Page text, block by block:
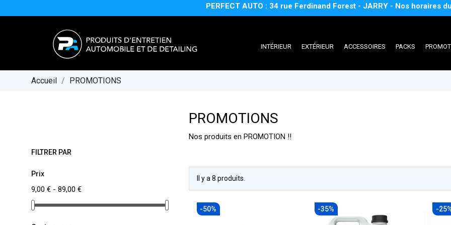
PERFECT AUTO : 34 rue Ferdinand Forest - JARRY - Nos horairesdu
INTÉRIEUR EXTÉRIEUR ACCESSOIRES PACKS
Accueil PROMOTIONS
FILTRER PAR
Prix
9,00 € - 89,00 €
PROMOTIONS
Nos produits en PROMOTION !!
Il y a 8 produits.
-50% -35% -